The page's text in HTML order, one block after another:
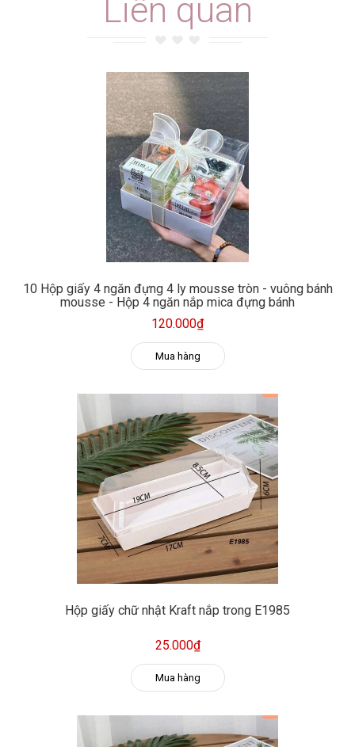
Liên quan
10 Hộp giấy 4 ngăn đựng 4 ly mousse tròn - vuông bánh
mousse - Hộp 4 ngăn nắp mica đựng bánh
120.000₫
Mua hàng
Hộp giấy chữ nhật Kraft nắp trong E1985
25.000₫
Mua hàng